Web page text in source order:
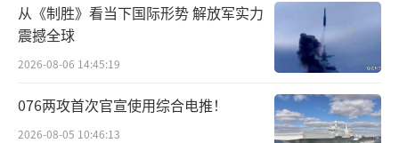
从《制胜》看当下国际形势 解放军实力
震撼全球
2026-08-06 14:45:19
076两攻首次官宣使用综合电推！
2026-08-05 10:46:13